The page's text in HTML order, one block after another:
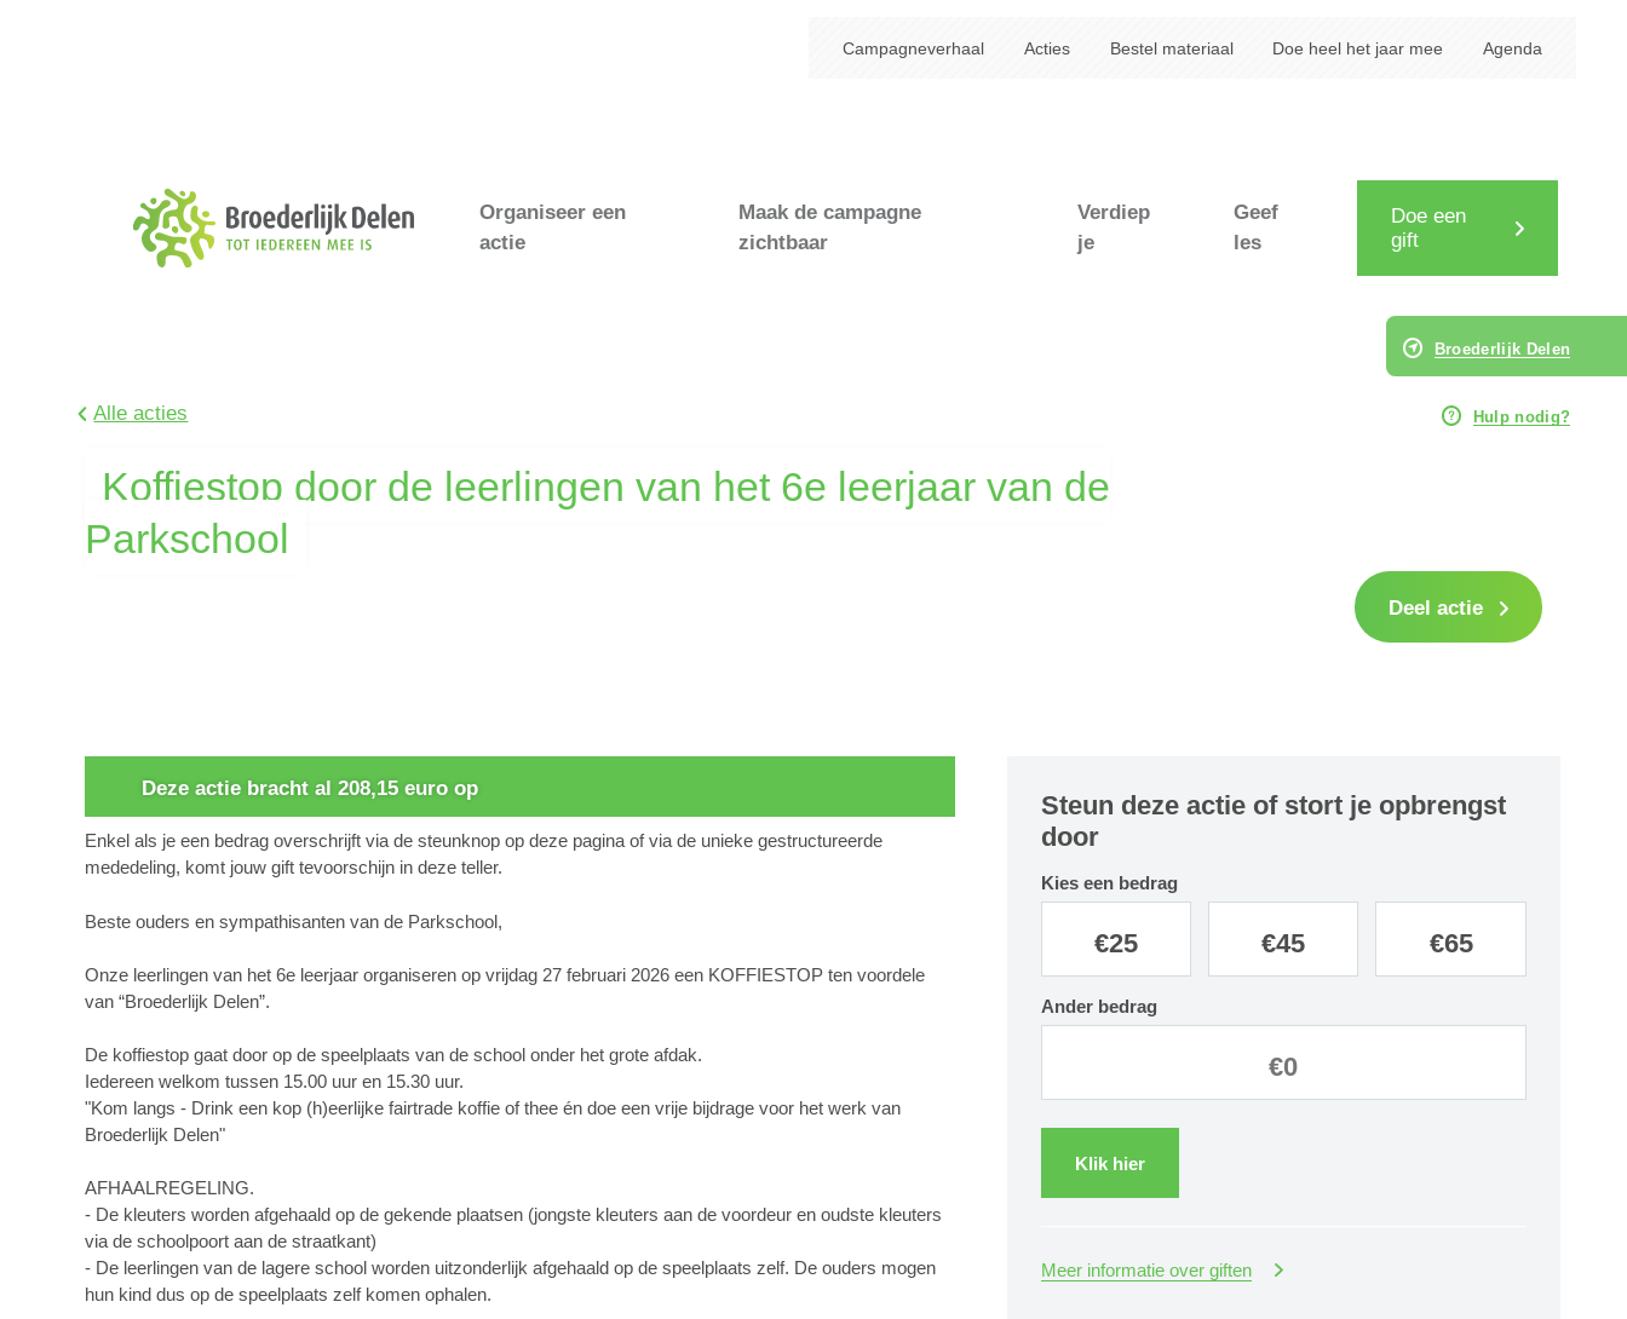
Campagneverhaal Acties Bestel materiaal Doe heel het jaar mee Agenda
Organiseer een
actie
Maak de campagne
zichtbaar
Verdiep
je
Geef
les
Doe een
gift
Alle acties
Koffiestop door de leerlingen van het 6e leerjaar van de
Parkschool
Broederlijk Delen
Hulp nodig?
Deel actie
Deze actie bracht al 208,15 euro op
Enkel als je een bedrag overschrijft via de steunknop op deze pagina of via de unieke gestructureerde
mededeling, komt jouw gift tevoorschijn in deze teller.
Beste ouders en sympathisanten van de Parkschool,
Onze leerlingen van het 6e leerjaar organiseren op vrijdag 27 februari 2026 een KOFFIESTOP ten voordele
van “Broederlijk Delen”.
De koffiestop gaat door op de speelplaats van de school onder het grote afdak.
Iedereen welkom tussen 15.00 uur en 15.30 uur.
"Kom langs - Drink een kop (h)eerlijke fairtrade koffie of thee én doe een vrije bijdrage voor het werk van
Broederlijk Delen"
AFHAALREGELING.
- De kleuters worden afgehaald op de gekende plaatsen (jongste kleuters aan de voordeur en oudste kleuters
via de schoolpoort aan de straatkant)
- De leerlingen van de lagere school worden uitzonderlijk afgehaald op de speelplaats zelf. De ouders mogen
hun kind dus op de speelplaats zelf komen ophalen.
Steun deze actie of stort je opbrengst
door
Kies een bedrag
€25 €45 €65
Ander bedrag
Klik hier
Meer informatie over giften